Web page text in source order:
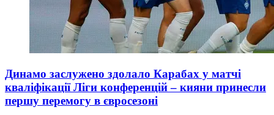
Динамо заслужено здолало Карабах у матчі
кваліфікації Ліги конференцій – кияни принесли
першу перемогу в євросезоні